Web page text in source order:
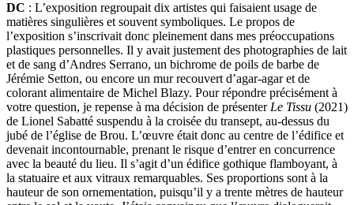
DC : L’exposition regroupait dix artistes qui faisaient usage de
matières singulières et souvent symboliques. Le propos de
l’exposition s’inscrivait donc pleinement dans mes préoccupations
plastiques personnelles. Il y avait justement des photographies de lait
et de sang d’Andres Serrano, un bichrome de poils de barbe de
Jérémie Setton, ou encore un mur recouvert d’agar-agar et de
colorant alimentaire de Michel Blazy. Pour répondre précisément à
votre question, je repense à ma décision de présenter Le Tissu (2021)
de Lionel Sabatté suspendu à la croisée du transept, au-dessus du
jubé de l’église de Brou. L’œuvre était donc au centre de l’édifice et
devenait incontournable, prenant le risque d’entrer en concurrence
avec la beauté du lieu. Il s’agit d’un édifice gothique flamboyant, à
la statuaire et aux vitraux remarquables. Ses proportions sont à la
hauteur de son ornementation, puisqu’il y a trente mètres de hauteur